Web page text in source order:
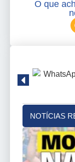
O que
NOTÍCIAS